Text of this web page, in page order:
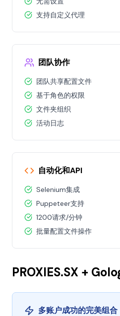
支持自定义代理
团队协作
团队共享配置文件
基于角色的权限
文件夹组织
活动日志
自动化和API
Selenium集成
Puppeteer支持
1200请求/分钟
批量配置文件操作
PROXIES.SX +
多账户成功的完美组合